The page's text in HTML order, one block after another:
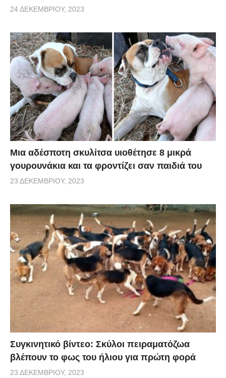
24 ΔΕΚΕΜΒΡΊΟΥ, 2023
Μια αδέσποτη σκυλίτσα υιοθέτησε 8 μικρά
γουρουνάκια και τα φροντίζει σαν παιδιά του
23 ΔΕΚΕΜΒΡΊΟΥ, 2023
Συγκινητικό βίντεο: Σκύλοι πειραματόζωα
βλέπουν το φως του ήλιου για πρώτη φορά
23 ΔΕΚΕΜΒΡΊΟΥ, 2023